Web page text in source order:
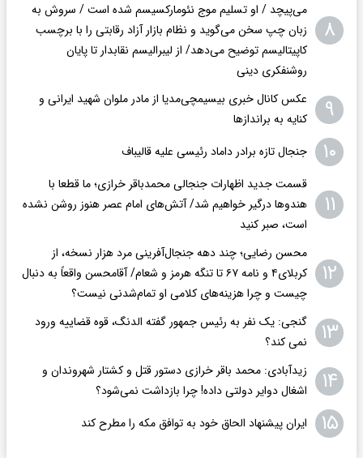
۸
می‌پیچد / او تسلیم موج نئومارکسیسم شده است / سروش به
زبان چپ سخن می‌گوید و نظام بازار آزاد رقابتی را با برچسب
کاپیتالیسم توضیح می‌دهد/ از لیبرالیسم نقابدار تا پایان
روشنفکری دینی
۹
عکس کانال خبری بیسیمچی‌مدیا از مادر ملوان شهید ایرانی و
کنایه به براندازها
۱۰ جنجال تازه برادر داماد رئیسی علیه قالیباف
۱۱
قسمت جدید اظهارات جنجالی محمدباقر خرازی؛ ما قطعا با
هندوها درگیر خواهیم شد/ آتش‌های امام عصر هنوز روشن نشده
است، صبر کنید
۱۲
محسن رضایی؛ چند دهه جنجال‌آفرینی مرد هزار نسخه، از
کربلای۴ و نامه ۶۷ تا تنگه هرمز و شعام/ آقا‌محسن واقعاً به دنبال
چیست و چرا هزینه‌های کلامی او تمام‌شدنی نیست؟
۱۳
گنجی: یک نفر به رئیس جمهور گفته الدنگ، قوه قضاییه ورود
نمی کند؟
۱۴
زیدآبادی: محمد باقر خرازی دستور قتل و کشتار شهروندان و
اشغال دوایر دولتی داده! چرا بازداشت نمی‌شود؟
۱۵ ایران پیشنهاد الحاق خود به توافق مکه را مطرح کند